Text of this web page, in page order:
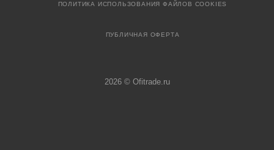
ПОЛИТИКА ИСПОЛЬЗОВАНИЯ ФАЙЛОВ COOKIES
ПУБЛИЧНАЯ ОФЕРТА
2026 © Ofitrade.ru